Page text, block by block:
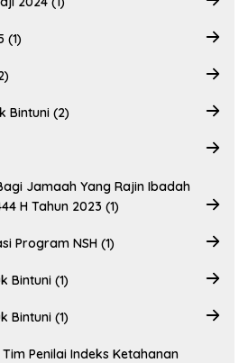
(1)
Bintuni (2)
Jamaah Yang Rajin Ibadah
H Tahun 2023 (1)
Program NSH (1)
Bintuni (1)
Bintuni (1)
Penilai Indeks Ketahanan